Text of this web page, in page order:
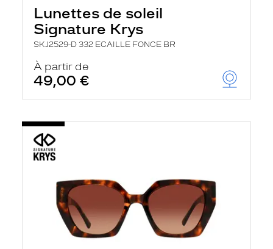
Lunettes de soleil
Signature Krys
SKJ2529-D 332 ECAILLE FONCE BR
À partir de
49,00 €